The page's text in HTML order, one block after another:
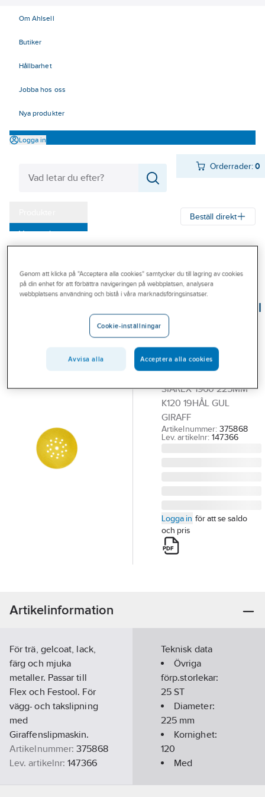
Om Ahlsell
Butiker
Hållbarhet
Jobba hos oss
Nya produkter
Logga in
Orderrader:0
Varumärken
Outlet
Branscher
Beställ direkt
TYROLIT
Kardborrerondell
1960 H19
Ø225mm
KARDBORRERONDELL
SIAREX 1960 225MM
K120 19HÅL GUL
GIRAFF
Artikelnummer: 375868
Lev. artikelnr: 147366
Logga in för att se saldo
och pris
Artikelinformation
För trä, gelcoat, lack,
färg och mjuka
metaller. Passar till
Flex och Festool. För
vägg- och takslipning
med
Giraffenslipmaskin.
Artikelnummer: 375868
Lev. artikelnr: 147366
9003171473667
Teknisk data
Övriga
förp.storlekar:
25 ST
Diameter:
225 mm
Kornighet:
120
Med
Genom att klicka på "Acceptera alla cookies" samtycker du till lagring av cookies
på din enhet för att förbättra navigeringen på webbplatsen, analysera
webbplatsens användning och bistå i våra marknadsföringsinsatser.
Cookie-inställningar
Avvisa alla Acceptera alla cookies